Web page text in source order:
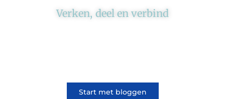
Verken, deel en verbind
Start met bloggen